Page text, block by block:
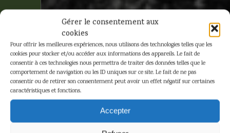
Gérer le consentement aux
cookies
Pour offrir les meilleures expériences, nous utilisons des technologies telles que les
cookies pour stocker et/ou accéder aux informations des appareils. Le fait de
consentir à ces technologies nous permettra de traiter des données telles que le
comportement de navigation ou les ID uniques sur ce site. Le fait de ne pas
consentir ou de retirer son consentement peut avoir un effet négatif sur certaines
caractéristiques et fonctions.
Accepter
Laudy –